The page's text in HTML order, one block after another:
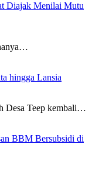
Diajak Menilai Mutu
hingga Lansia
Desa Teep kembali…
BBM Bersubsidi di